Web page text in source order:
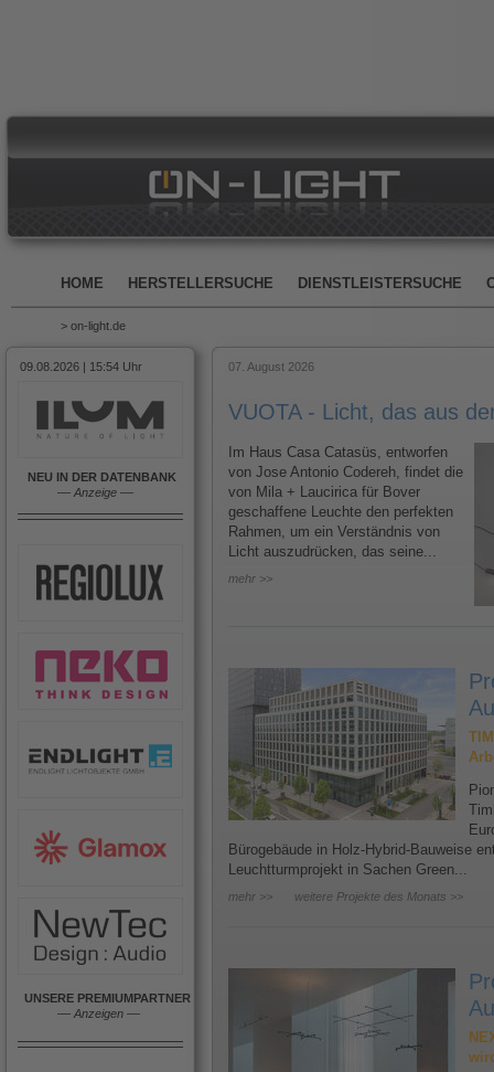
HOME HERSTELLERSUCHE DIENSTLEISTERSUCHE
> on-light.de
09.08.2026 | 15:54 Uhr
NEU IN DER DATENBANK
–– Anzeige ––
UNSERE PREMIUMPARTNER
–– Anzeigen ––
07. August 2026
VUOTA - Licht, das aus
Im Haus Casa Catasüs, entworfen
von Jose Antonio Codereh, findet die
von Mila + Laucirica für Bover
geschaffene Leuchte den perfekten
Rahmen, um ein Verständnis von
Licht auszudrücken, das seine...
mehr >>
Bürogebäude in Holz-Hybrid-Bauweise
Leuchtturmprojekt in Sachen Green...
mehr >> weitere Projekte des Monats >>